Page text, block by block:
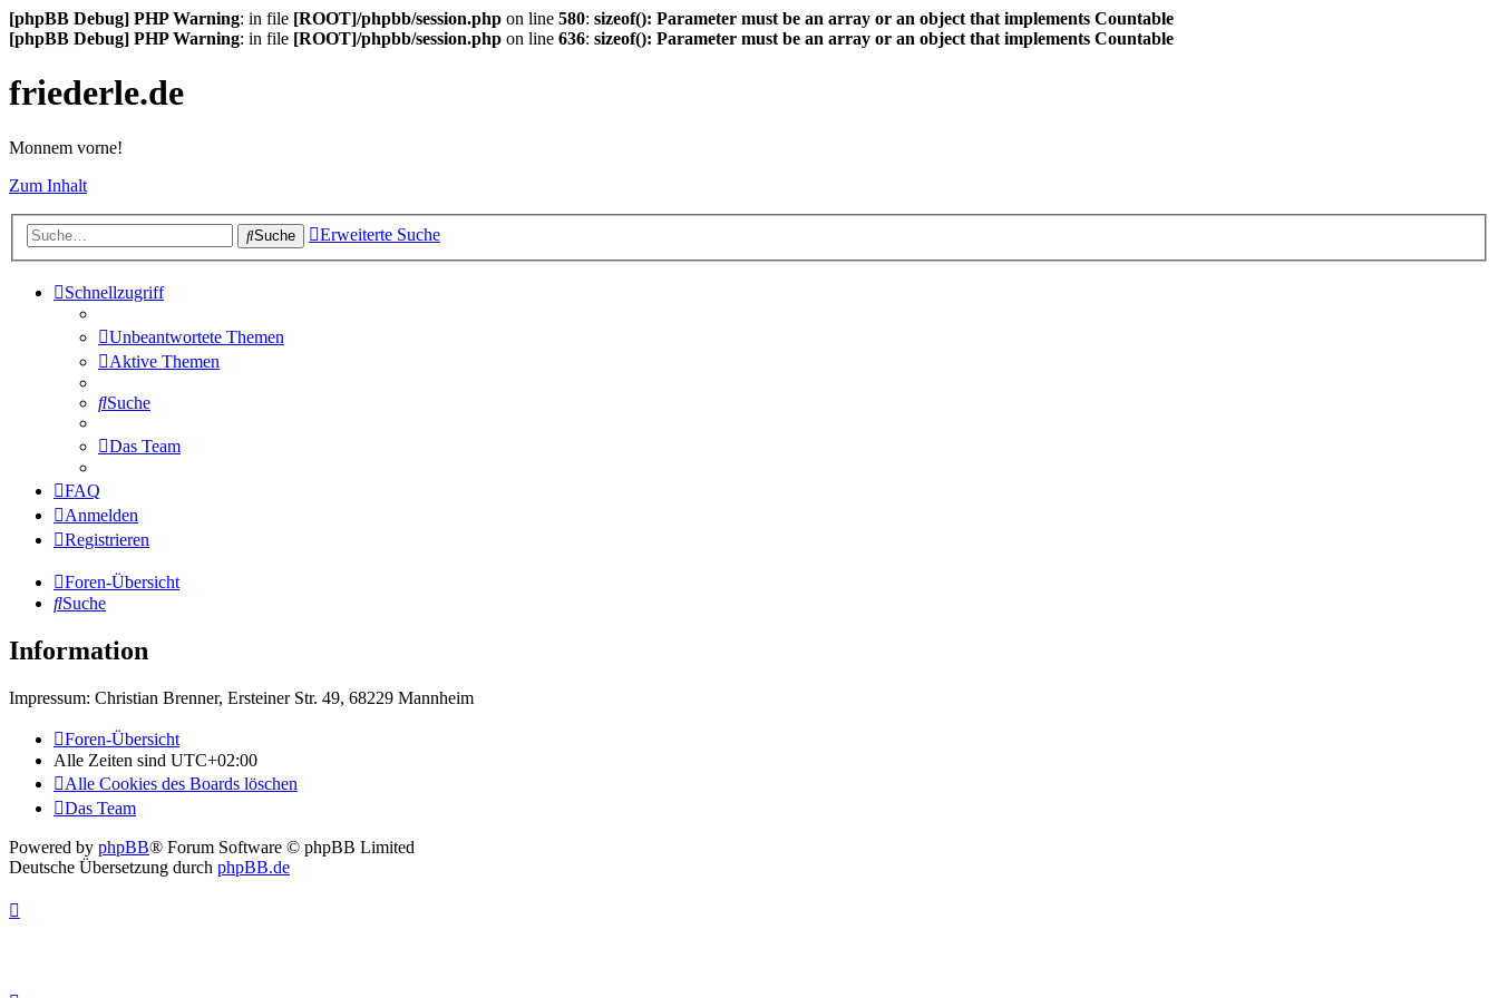
[phpBB Debug] PHP Warning: in file [ROOT]/phpbb/session.php on line 580: sizeof(): Parameter must be an array or an object that implements Countable
[phpBB Debug] PHP Warning: in file [ROOT]/phpbb/session.php on line 636: sizeof(): Parameter must be an array or an object that implements Countable
friederle.de
Monnem vorne!
Zum Inhalt
Suche Erweiterte Suche
Schnellzugriff
Unbeantwortete Themen
Aktive Themen
Suche
Das Team
FAQ
Anmelden
Registrieren
Foren-Übersicht
Suche
Information
Impressum: Christian Brenner, Ersteiner Str. 49, 68229 Mannheim
Foren-Übersicht
Alle Zeiten sind UTC+02:00
Alle Cookies des Boards löschen
Das Team
Powered by phpBB® Forum Software © phpBB Limited
Deutsche Übersetzung durch phpBB.de